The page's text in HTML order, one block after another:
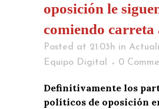
oposición le
comiendo carreta
Posted at 21:03h in
Equipo Digital
0
Definitivamente los
políticos de oposición